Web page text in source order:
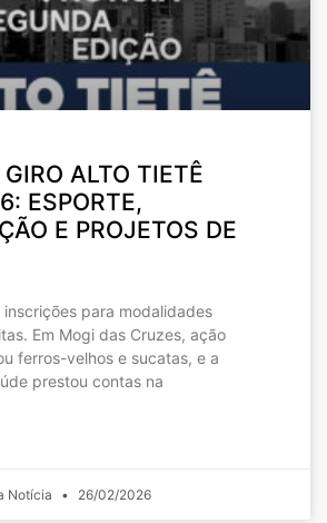
ALTO TIETÊ
ESPORTE,
E PROJETOS DE
inscrições para modalidades
Em Mogi das Cruzes, ação
ferros-velhos e sucatas, e a
prestou contas na
Notícia 26/02/2026